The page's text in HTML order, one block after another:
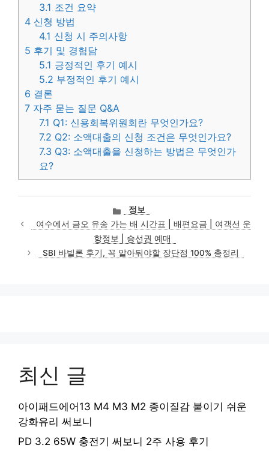
3.1 조건 요약
4 신청 방법
4.1 신청 시 주의사항
5 후기 및 경험담
5.1 긍정적인 후기 예시
5.2 부정적인 후기 예시
6 결론
7 자주 묻는 질문 Q&A
7.1 Q1: 신용회복위원회란 무엇인가요?
7.2 Q2: 소액대출의 신청 조건은 무엇인가요?
7.3 Q3: 소액대출을 신청하는 방법은 무엇인가
요?
카
테
고
리
정보
여수에서 금오 유송 가는 배 시간표 | 배편요금 | 여객선 운
항정보 | 승선권 예매
SBI 바빌론 후기, 꼭 알아둬야할 장단점 100% 총정리
최신 글
아이패드에어13 M4 M3 M2 종이질감 붙이기 쉬운
강화유리 써보니
PD 3.2 65W 충전기 써보니 2주 사용 후기